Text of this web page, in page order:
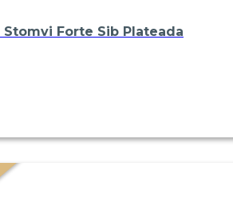
Forte Sib Plateada